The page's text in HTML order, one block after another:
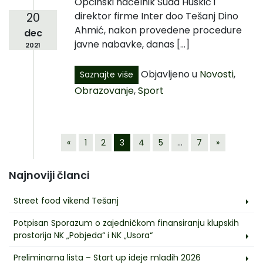
20
dec
2021
direktor firme Inter doo Tešanj Dino
Ahmić, nakon provedene procedure
javne nabavke, danas […]
Saznajte više Objavljeno u Novosti,
Obrazovanje,Sport
« 1 2 3 4 5 … 7 »
Najnoviji članci
Street food vikend Tešanj
Potpisan Sporazum o zajedničkom finansiranju klupskih
prostorija NK „Pobjeda“ i NK „Usora“
Preliminarna lista – Start up ideje mladih 2026